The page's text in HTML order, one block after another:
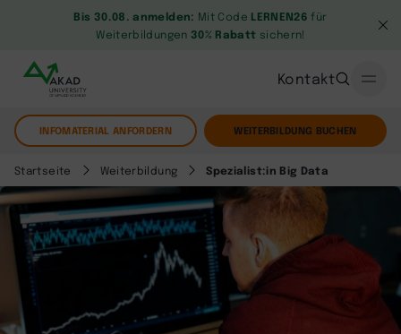
Bis 30.08. anmelden: Mit Code LERNEN26 für
Weiterbildungen 30% Rabatt sichern!
Kontakt
INFOMATERIAL ANFORDERN WEITERBILDUNG BUCHEN
Startseite Weiterbildung Spezialist:in Big Data